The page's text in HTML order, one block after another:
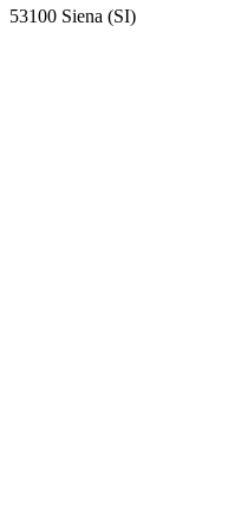
53100 Siena (SI)